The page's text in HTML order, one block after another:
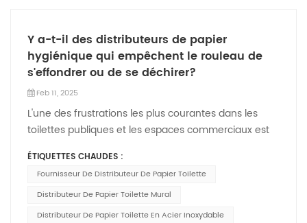
Y a-t-il des distributeurs de papier
hygiénique qui empêchent le rouleau de
s'effondrer ou de se déchirer?
Feb 11, 2025
L'une des frustrations les plus courantes dans les
toilettes publiques et les espaces commerciaux est
incontrôlable ou se déchire trop facilement. Ce
problème peut entraîner des déchets, des
inconvénients et une mauvaise expérience
utilisateur. En tant que fabricant professionnel de
ÉTIQUETTES CHAUDES :
Fournisseur De Distributeur De Papier Toilette
Distributeur De Papier Toilette Mural
Distributeur De Papier Toilette En Acier Inoxydable